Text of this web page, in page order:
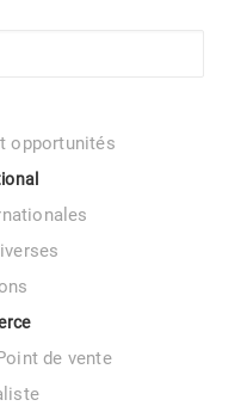
opportunités
de vente